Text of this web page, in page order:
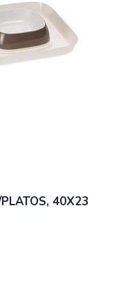
40X23